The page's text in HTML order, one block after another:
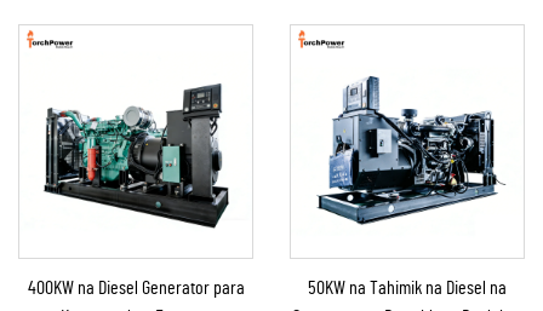
Bahay/Tindahan/Konstruksyon/Backup
Emergency Backup
400KW na Diesel Generator para
50KW na Tahimik na Diesel na